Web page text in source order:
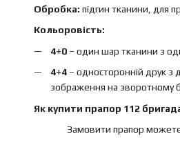
Обробка: підгин тканини, для
Кольоровість:
4+0– один шар тканини з
4+4– односторонній друк з
зображення на зворотному
Як купити прапор 112
Замовити прапор